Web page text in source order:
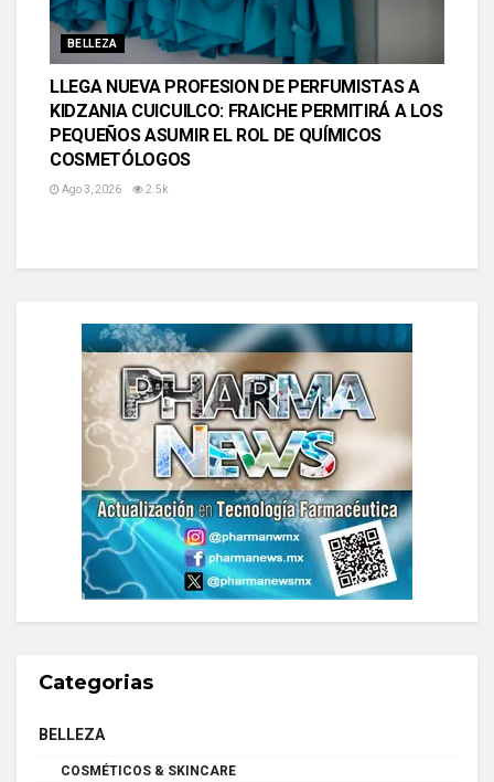
BELLEZA
LLEGA NUEVA PROFESION DE PERFUMISTAS A
KIDZANIA CUICUILCO: FRAICHE PERMITIRÁ A LOS
PEQUEÑOS ASUMIR EL ROL DE QUÍMICOS
COSMETÓLOGOS
Ago 3, 2026 2.5k
Categorias
BELLEZA
COSMÉTICOS & SKINCARE